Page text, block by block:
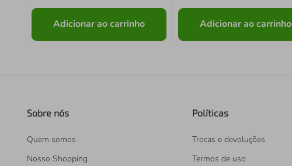
Adicionar ao carrinho Adicionar ao carrinho
Sobre nós
Quem somos
Nosso Shopping
Políticas
Trocas e devoluções
Termos de uso